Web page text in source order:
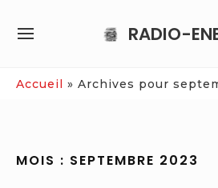
RADIO-
SITE
Accueil » Archives pour
MOIS : SEPTEMBRE 2023